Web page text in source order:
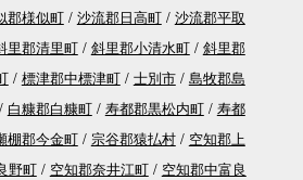
郡様似町 沙流郡日高町
沙流郡平取
里郡清里町 斜里郡小清水町
斜里郡
標津郡中標津町 士別市
島牧郡島
白糠郡白糠町 寿都郡黒松内町
寿都
棚郡今金町 宗谷郡猿払村
空知郡上
野町 空知郡奈井江町
空知郡中富良